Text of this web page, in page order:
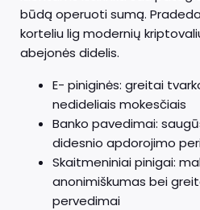
būdą operuoti sumą.
korteliu lig modernių
abejonės didelis.
E- piniginės: greitai
nedideliais mokesčiais
Banko pavedimai:
didesnio apdorojimo
Skaitmeniniai pinigai:
anonimiškumas bei
pervedimai